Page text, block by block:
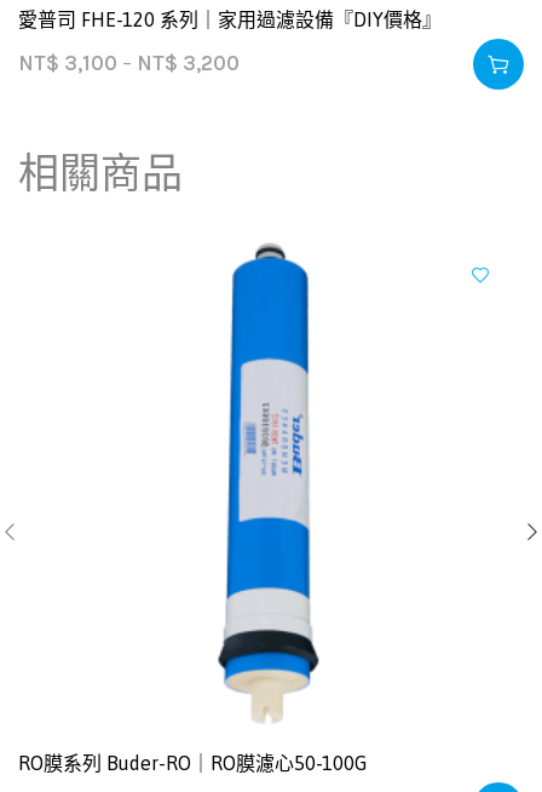
愛普司 FHE-120 系列｜家用過濾設備『DIY價格』
NT$ 3,100 – NT$ 3,200
相關商品
RO膜系列 Buder-RO｜RO膜濾心50-100G